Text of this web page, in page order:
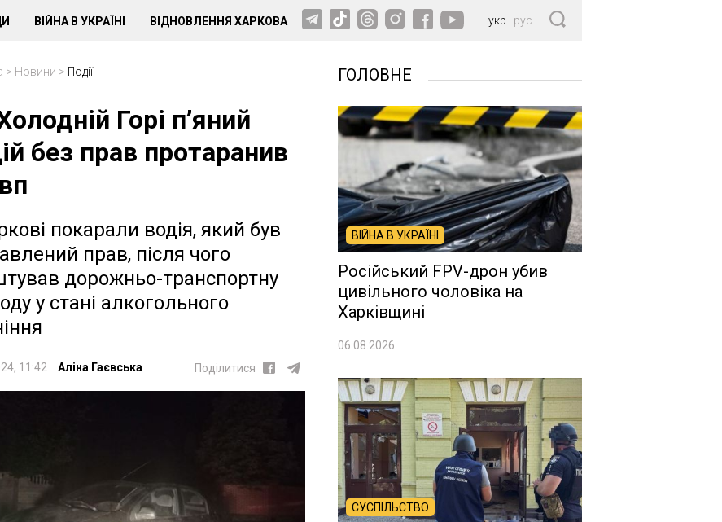
ВІЙНА В УКРАЇНІ ВІДНОВЛЕННЯ ХАРКОВА укр рус
> Новини > Події
Горі п’яний
без прав протаранив
покарали водія, який був
прав, після чого
дорожньо-транспортну
у стані алкогольного
11:42 Аліна Гаєвська Поділитися
ГОЛОВНЕ
ВІЙНА В УКРАЇНІ
Російський FPV-дрон убив
цивільного чоловіка на
Харківщині
06.08.2026
СУСПІЛЬСТВО